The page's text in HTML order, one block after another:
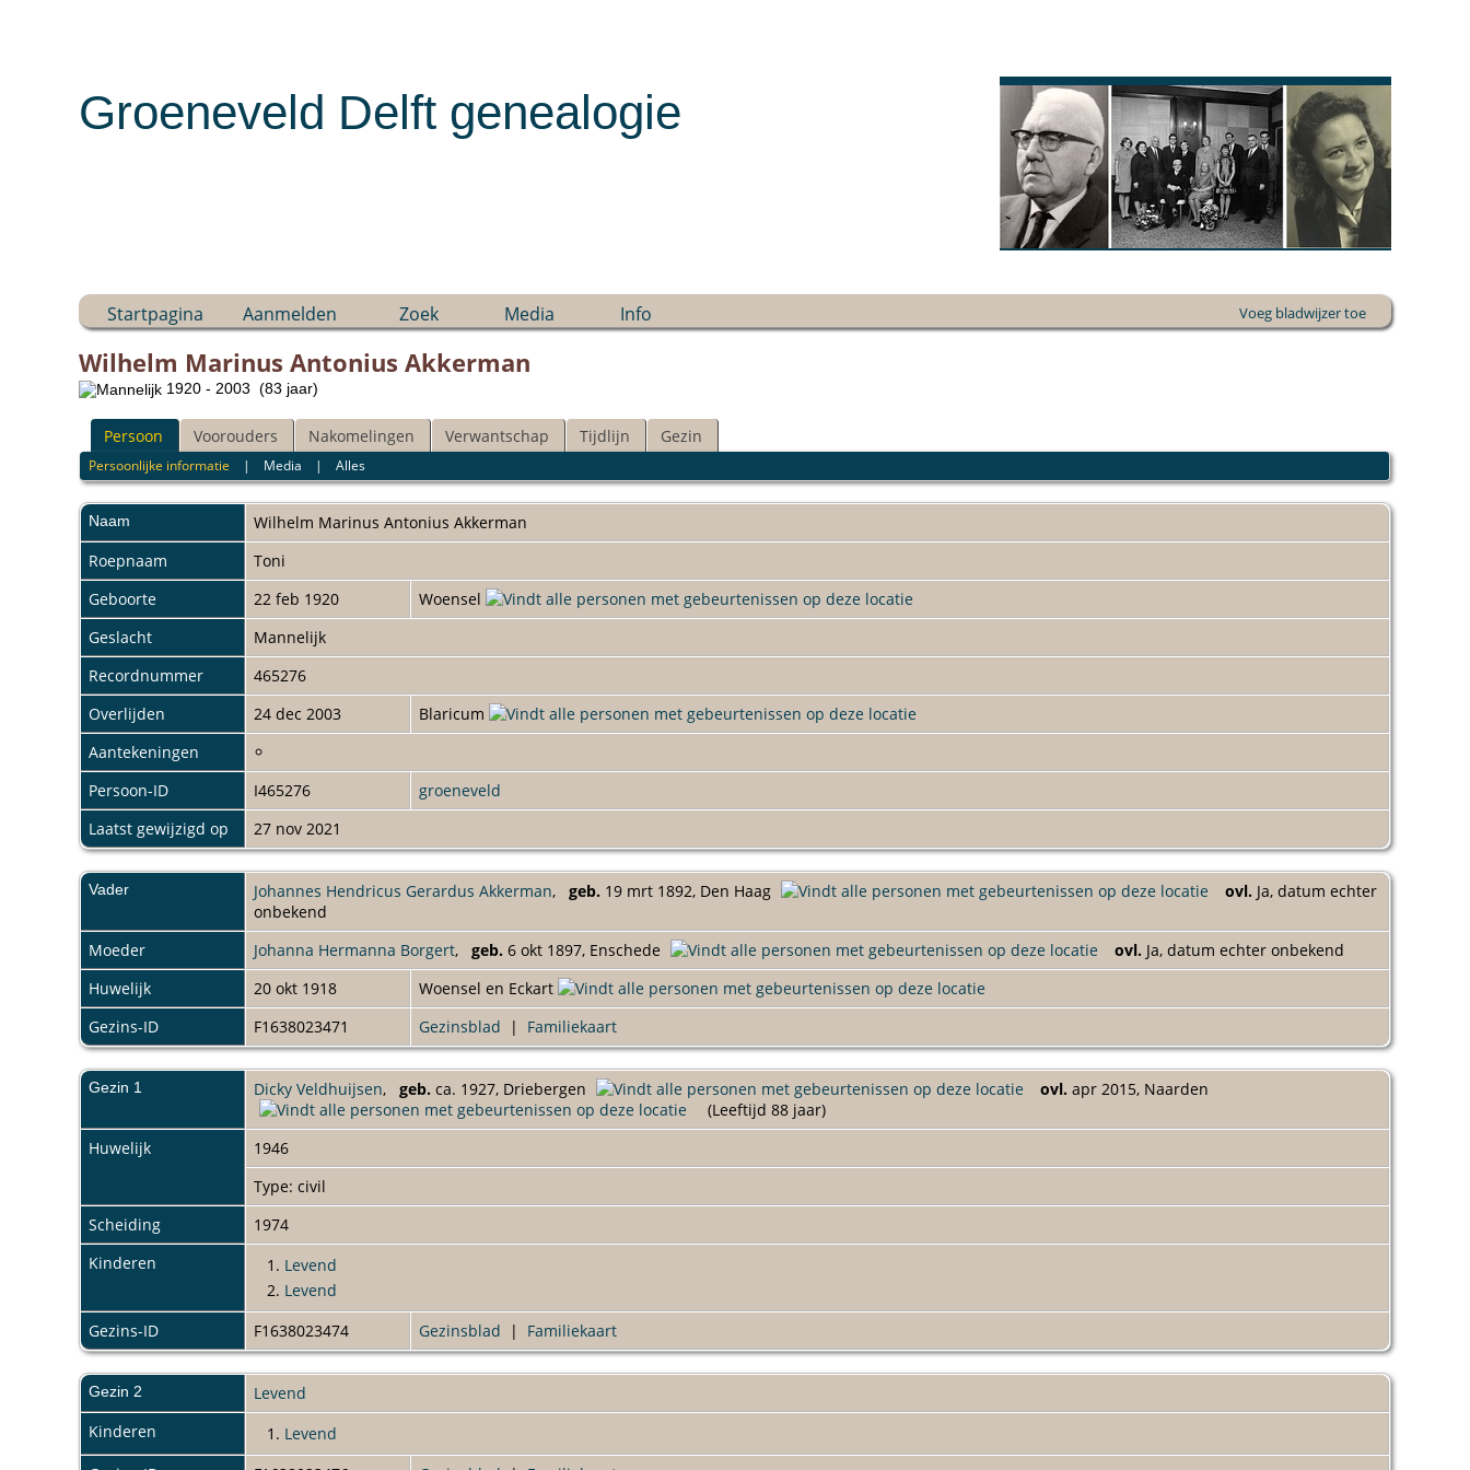
Groeneveld Delft genealogie
Startpagina Aanmelden Zoek Media Info Voeg bladwijzer toe
Wilhelm Marinus Antonius Akkerman
1920 - 2003 (83 jaar)
Persoon Voorouders Nakomelingen Verwantschap Tijdlijn Gezin
Persoonlijke informatie | Media |Alles
Naam Wilhelm Marinus Antonius Akkerman
Roepnaam
Toni
Geboorte
22 feb 1920
Woensel
Geslacht
Mannelijk
Recordnummer
465276
Overlijden
24 dec 2003
Blaricum
Aantekeningen
Persoon-ID
I465276
groeneveld
Laatst gewijzigd op
27 nov 2021
Vader Johannes Hendricus Gerardus Akkerman, geb. 19 mrt 1892, Den Haag ovl. Ja, datum echter
onbekend
Moeder
Johanna Hermanna Borgert, geb. 6 okt 1897, Enschede ovl. Ja, datum echter onbekend
Huwelijk
20 okt 1918
Woensel en Eckart
Gezins-ID
F1638023471 Gezinsblad | Familiekaart
Gezin 1 Dicky Veldhuijsen, geb. ca. 1927, Driebergen ovl. apr 2015, Naarden
(Leeftijd 88 jaar)
Huwelijk
1946
Type: civil
Scheiding
1974
Kinderen
1. Levend
2. Levend
Gezins-ID
F1638023474 Gezinsblad | Familiekaart
Gezin 2
Levend
Kinderen
1. Levend